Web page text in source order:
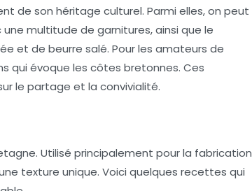
de son héritage culturel. Parmi elles, on peut
multitude de garnitures, ainsi que le
et de beurre salé. Pour les amateurs de
qui évoque les côtes bretonnes. Ces
le partage et la convivialité.
Utilisé principalement pour la fabrication
texture unique. Voici quelques recettes qui